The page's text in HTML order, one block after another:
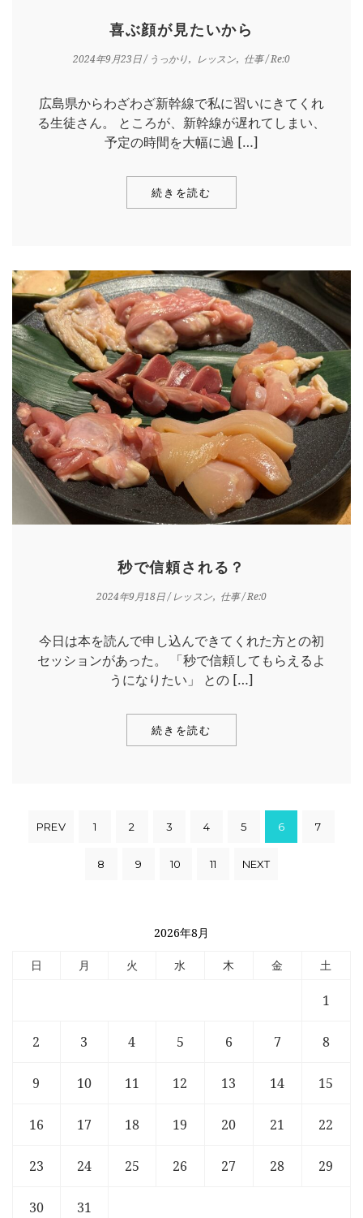
喜ぶ顔が見たいから
2024年9月23日/ うっかり レッスン 仕事/ Re:0
広島県からわざわざ新幹線で私に習いにきてくれ
る生徒さん。 ところが、新幹線が遅れてしまい、
予定の時間を大幅に過 […]
続きを読む
秒で信頼される？
2024年9月18日/レッスン 仕事/ Re:0
今日は本を読んで申し込んできてくれた方との初
セッションがあった。 「秒で信頼してもらえるよ
うになりたい」 との […]
続きを読む
PREV 1 2 3 4 5 6 7
8 9 10 11 NEXT
2026年8月
日 月 火 水 木 金 土
1
2 3 4 5 6 7 8
9 10 11 12 13 14 15
16 17 18 19 20 21 22
23 24 25 26 27 28 29
30 31